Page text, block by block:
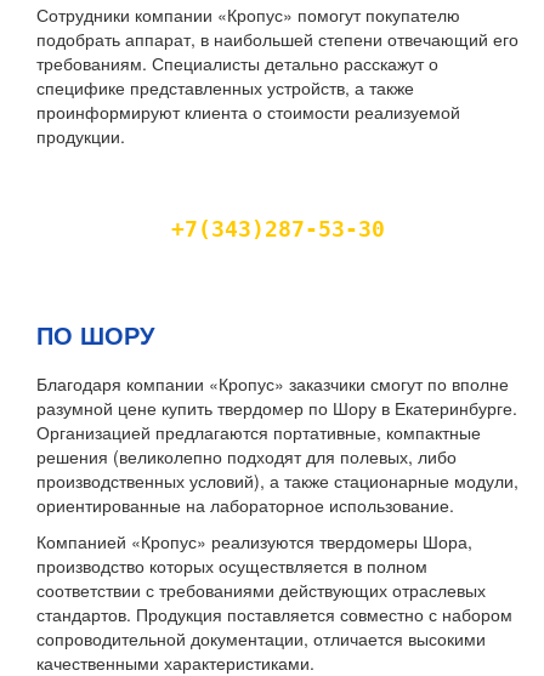
Сотрудники компании «Кропус» помогут покупателю
подобрать аппарат, в наибольшей степени отвечающий его
требованиям. Специалисты детально расскажут о
специфике представленных устройств, а также
проинформируют клиента о стоимости реализуемой
продукции.
+7(343)287-53-30
ПО ШОРУ
Благодаря компании «Кропус» заказчики смогут по вполне
разумной цене купить твердомер по Шору в Екатеринбурге.
Организацией предлагаются портативные, компактные
решения (великолепно подходят для полевых, либо
производственных условий), а также стационарные модули,
ориентированные на лабораторное использование.
Компанией «Кропус» реализуются твердомеры Шора,
производство которых осуществляется в полном
соответствии с требованиями действующих отраслевых
стандартов. Продукция поставляется совместно с набором
сопроводительной документации, отличается высокими
качественными характеристиками.